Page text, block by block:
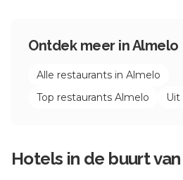
Ontdek meer inAlmelo
Alle restaurants in Almelo
Top restaurants Almelo
Hotels in de buurt van